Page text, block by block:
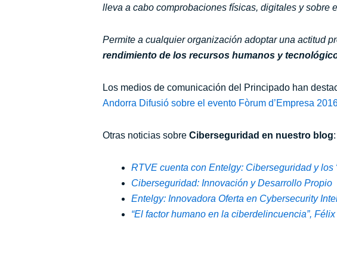
lleva a cabo comprobaciones físicas, digitales y sobre
Permite a cualquier organización adoptar una actitud
rendimiento de los recursos humanos y
Los medios de comunicación del Principado han
Andorra Difusió sobre el evento Fòrum d’Empresa
Otras noticias sobre Ciberseguridad en nuestro blog:
RTVE cuenta con Entelgy: Ciberseguridad y los
Ciberseguridad: Innovación y Desarrollo Propio
Entelgy: Innovadora Oferta en Cybersecurity
“El factor humano en la ciberdelincuencia”,